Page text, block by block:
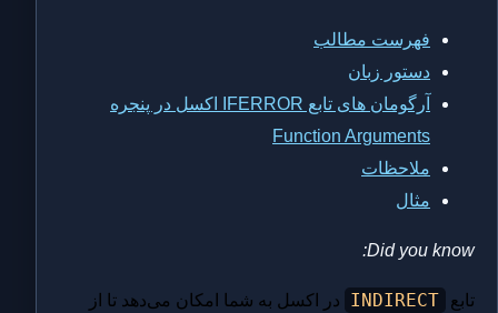
فهرست مطالب
دستور زبان
آرگومان های تابع IFERROR اکسل در پنجره
Function Arguments
ملاحظات
مثال
Did you know:
تابع INDIRECT
در اکسل به شما امکان می‌دهد تا از